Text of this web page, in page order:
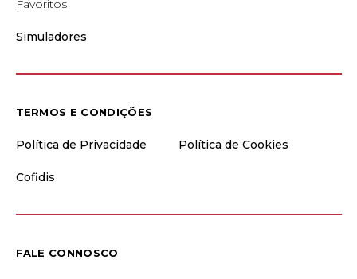
Favoritos
Simuladores
TERMOS E CONDIÇÕES
Política de Privacidade Política de Cookies
Cofidis
FALE CONNOSCO